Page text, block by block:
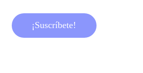
¡Suscríbete!